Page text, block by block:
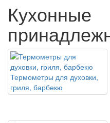
Кухонные
Термометры для духовки,
гриля, барбекю